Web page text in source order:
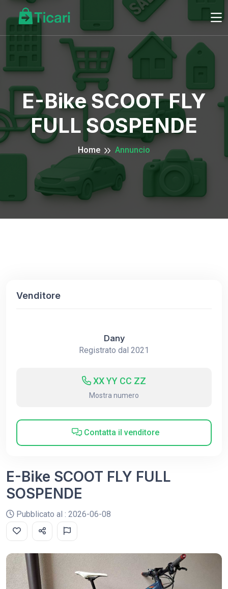
E-Bike SCOOT FLY
FULL SOSPENDE
Home Annuncio
Venditore
Dany
Registrato dal 2021
XX YY CC ZZ
Mostra numero
Contatta il venditore
E-Bike SCOOT FLY FULL
SOSPENDE
Pubblicato al : 2026-06-08